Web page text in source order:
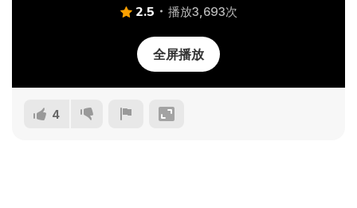
2.5 播放3,693次
全屏播放
4